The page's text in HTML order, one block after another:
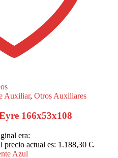
Auxiliar,Otros Auxiliares
166x53x108
era:
precio actual es: 1.188,30 €.